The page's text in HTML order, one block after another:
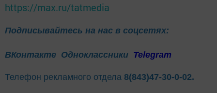
https://max.ru/tatmedia
Подписывайтесь на нас в соцсетях:
ВКонтакте Одноклассники Telegram
Телефон рекламного отдела 8(843)47-30-0-02.